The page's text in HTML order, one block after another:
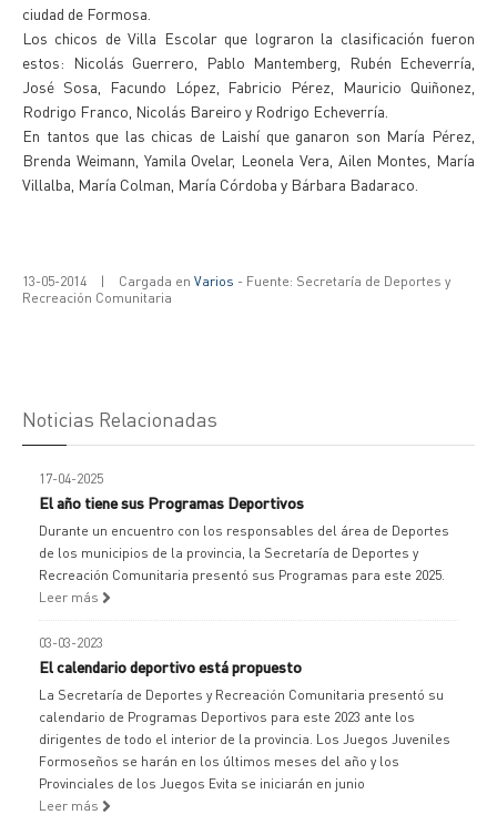
ciudad de Formosa.
Los chicos de Villa Escolar que lograron la clasificación fueron
estos: Nicolás Guerrero, Pablo Mantemberg, Rubén Echeverría,
José Sosa, Facundo López, Fabricio Pérez, Mauricio Quiñonez,
Rodrigo Franco, Nicolás Bareiro y Rodrigo Echeverría.
En tantos que las chicas de Laishí que ganaron son María Pérez,
Brenda Weimann, Yamila Ovelar, Leonela Vera, Ailen Montes, María
Villalba, María Colman, María Córdoba y Bárbara Badaraco.
13-05-2014 | Cargada en Varios - Fuente: Secretaría de Deportes y
Recreación Comunitaria
Noticias Relacionadas
17-04-2025
El año tiene sus Programas Deportivos
Durante un encuentro con los responsables del área de Deportes
de los municipios de la provincia, la Secretaría de Deportes y
Recreación Comunitaria presentó sus Programas para este 2025.
Leer más
03-03-2023
El calendario deportivo está propuesto
La Secretaría de Deportes y Recreación Comunitaria presentó su
calendario de Programas Deportivos para este 2023 ante los
dirigentes de todo el interior de la provincia. Los Juegos Juveniles
Formoseños se harán en los últimos meses del año y los
Provinciales de los Juegos Evita se iniciarán en junio
Leer más